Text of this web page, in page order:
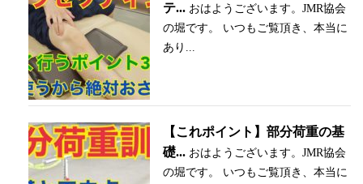
テ... おはようございます。JMR協会
の堀です。 いつもご覧頂き、本当に
あり...
【これポイント】部分荷重の基
礎... おはようございます。JMR協会
の堀です。 いつもご覧頂き、本当に